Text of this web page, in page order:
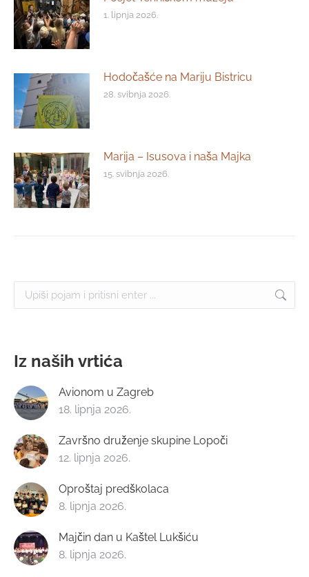
1. lipnja 2026.
Hodočašće na Mariju Bistricu
28. svibnja 2026.
Marija – Isusova i naša Majka
15. svibnja 2026.
Search:
Iz naših vrtića
Avionom u Zagreb
18. lipnja 2026.
Završno druženje skupine Lopoči
12. lipnja 2026.
Oproštaj predškolaca
8. lipnja 2026.
Majčin dan u Kaštel Lukšiću
8. lipnja 2026.